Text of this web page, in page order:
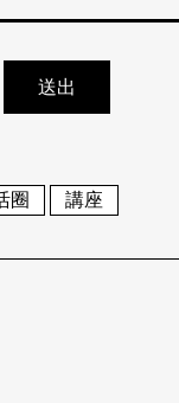
圈 講座